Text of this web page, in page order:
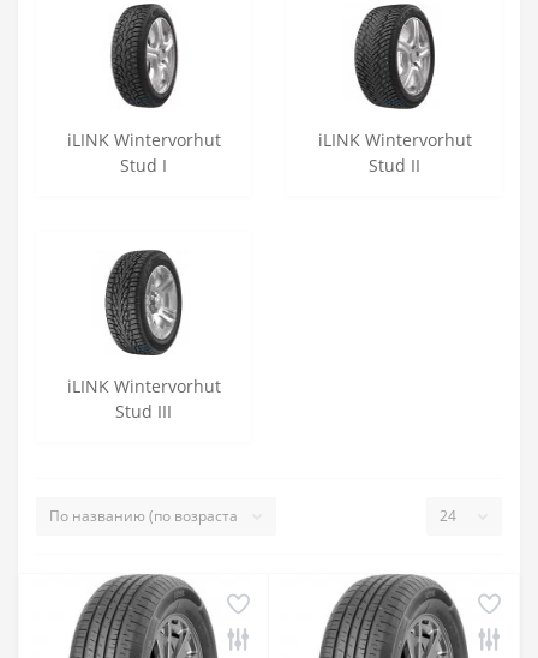
iLINK Wintervorhut
Stud I
iLINK Wintervorhut
Stud II
iLINK Wintervorhut
Stud III